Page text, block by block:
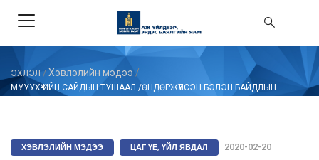
ЭХЛЭЛ / Хэвлэлийн мэдээ /
МУУУХҮ-ИЙН САЙДЫН ТУШААЛ /ӨНДӨРЖҮҮЛСЭН БЭЛЭН БАЙДЛЫН
ХЭВЛЭЛИЙН МЭДЭЭ ЦАГ ҮЕ, ҮЙЛ ЯВДАЛ 2020-02-20